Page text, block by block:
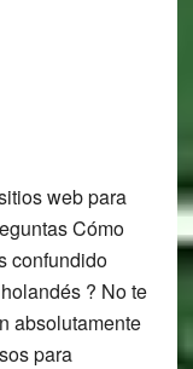
web para
Cómo
confundido
? No te
absolutamente
para